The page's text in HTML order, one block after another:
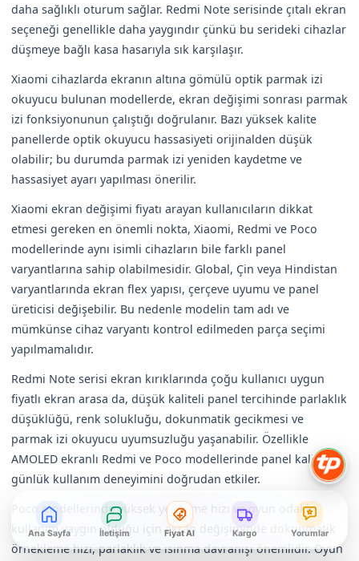
daha sağlıklı oturum sağlar. Redmi Note serisinde çıtalı ekran
seçeneği genellikle daha yaygındır çünkü bu serideki cihazlar
düşmeye bağlı kasa hasarıyla sık karşılaşır.
Xiaomi cihazlarda ekranın altına gömülü optik parmak izi
okuyucu bulunan modellerde, ekran değişimi sonrası parmak
izi fonksiyonunun çalıştığı doğrulanır. Bazı yüksek kalite
panellerde optik okuyucu hassasiyeti orijinalden düşük
olabilir; bu durumda parmak izi yeniden kaydetme ve
hassasiyet ayarı yapılması önerilir.
Xiaomi ekran değişimi fiyatı arayan kullanıcıların dikkat
etmesi gereken en önemli nokta, Xiaomi, Redmi ve Poco
modellerinde aynı isimli cihazların bile farklı panel
varyantlarına sahip olabilmesidir. Global, Çin veya Hindistan
varyantlarında ekran flex yapısı, çerçeve uyumu ve panel
üreticisi değişebilir. Bu nedenle modelin tam adı ve
mümkünse cihaz varyantı kontrol edilmeden parça seçimi
yapılmamalıdır.
Redmi Note serisi ekran kırıklarında çoğu kullanıcı uygun
fiyatlı ekran arasa da, düşük kaliteli panel tercihinde parlaklık
düşüklüğü, renk solukluğu, dokunmatik gecikmesi ve
parmak izi okuyucu uyumsuzluğu yaşanabilir. Özellikle
AMOLED ekranlı Redmi ve Poco modellerinde panel kalitesi
günlük kullanım deneyimini doğrudan etkiler.
Poco modellerinde yüksek yenileme hızı ve oyun odaklı
kullanım yaygın olduğu için ekran değişiminde dokunmatik
örnekleme hızı, parlaklık ve ısınma davranışı önemlidir. Oyun
Ana Sayfa İletişim Fiyat Al Kargo Yorumlar